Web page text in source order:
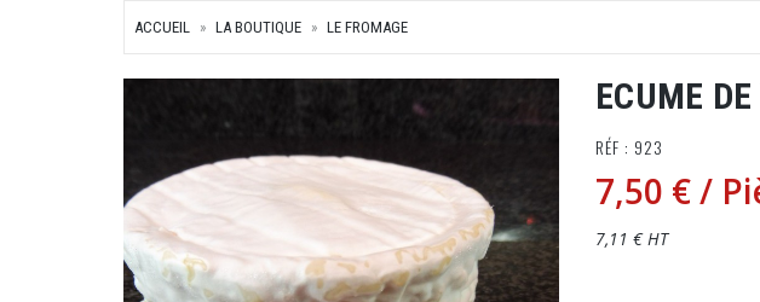
ACCUEIL LA BOUTIQUE LE FROMAGE
ECUME
RÉF : 923
7,50 €/
7,11 € HT